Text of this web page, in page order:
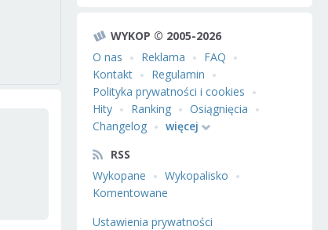
WYKOP © 2005-2026
O nas
Reklama
FAQ
Kontakt
Regulamin
Polityka prywatności i cookies
Hity
Ranking
Osiągnięcia
Changelog
więcej
RSS
Wykopane
Wykopalisko
Komentowane
Ustawienia prywatności